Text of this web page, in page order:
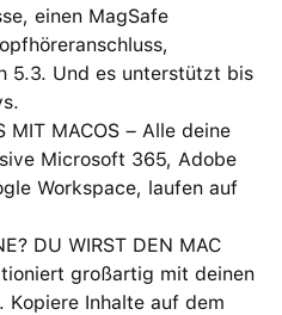
einen MagSafe
5.3. Und es unterstützt bis
MIT MACOS – Alle deine
Microsoft 365, Adobe
Workspace, laufen auf
DU WIRST DEN MAC
großartig mit deinen
Kopiere Inhalte auf dem